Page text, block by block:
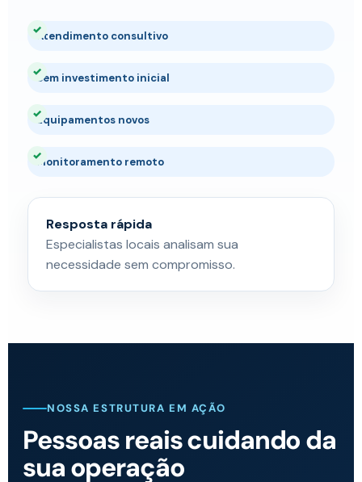
Atendimento consultivo
Sem investimento inicial
Equipamentos novos
Monitoramento remoto
Resposta rápida
Especialistas locais analisam sua
necessidade sem compromisso.
NOSSA ESTRUTURA EM AÇÃO
Pessoas reais cuidando da
sua operação